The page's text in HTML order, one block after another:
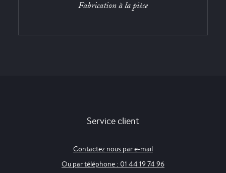
Fabrication à la pièce
Service client
Contactez nous par e-mail
Ou par téléphone : 01 44 19 74 96